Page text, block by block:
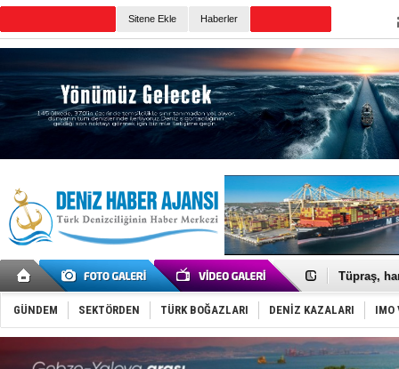
Sitene Ekle Haberler
Anadolu
Tüpraş,
İTU AUV,
LNG
PROYAD,
Türkiye-
Türk
GÜNDEM SEKTÖRDEN TÜRK BOĞAZLARI DENİZ KAZALARI IMO